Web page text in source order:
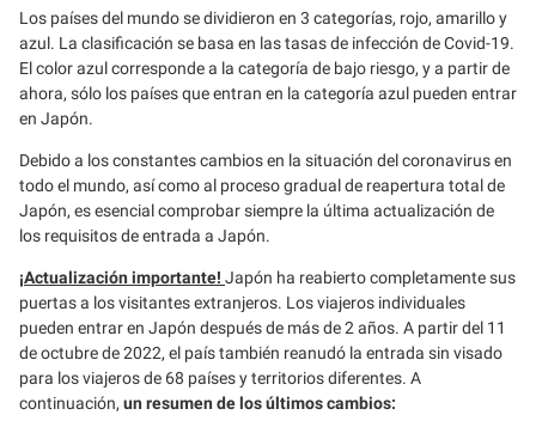
Los países del mundo se dividieron en 3 categorías, rojo, amarillo y
azul. La clasificación se basa en las tasas de infección de Covid-19.
El color azul corresponde a la categoría de bajo riesgo, y a partir de
ahora, sólo los países que entran en la categoría azul pueden entrar
en Japón.
Debido a los constantes cambios en la situación del coronavirus en
todo el mundo, así como al proceso gradual de reapertura total de
Japón, es esencial comprobar siempre la última actualización de
los requisitos de entrada a Japón.
¡Actualización importante! Japón ha reabierto completamente sus
puertas a los visitantes extranjeros. Los viajeros individuales
pueden entrar en Japón después de más de 2 años. A partir del 11
de octubre de 2022, el país también reanudó la entrada sin visado
para los viajeros de 68 países y territorios diferentes. A
continuación, un resumen de los últimos cambios: